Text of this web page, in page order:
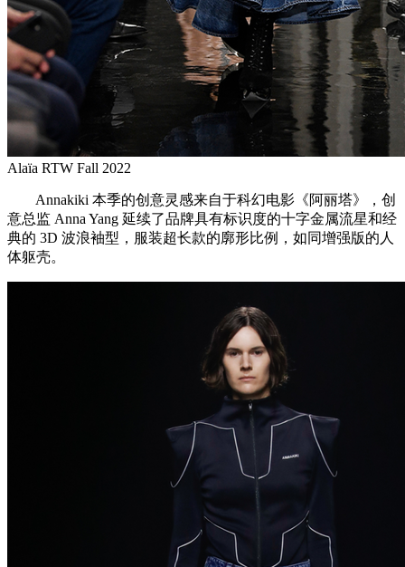
Alaïa RTW Fall 2022
Annakiki 本季的创意灵感来自于科幻电影《阿丽塔》，创
意总监 Anna Yang 延续了品牌具有标识度的十字金属流星和经
典的 3D 波浪袖型，服装超长款的廓形比例，如同增强版的人
体躯壳。